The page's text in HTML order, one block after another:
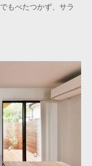
もべたつかず、サラ